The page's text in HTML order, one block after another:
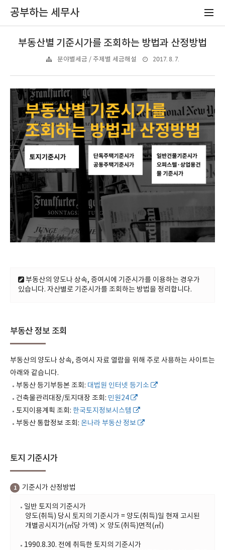
공부하는 세무사
부동산별 기준시가를 조회하는 방법과 산정방법
분야별세금 / 주제별 세금해설 2017. 8. 7.
부동산의 양도나 상속, 증여시에 기준시가를 이용하는 경우가
있습니다. 자산별로 기준시가를 조회하는 방법을 정리합니다.
부동산 정보 조회
부동산의 양도나 상속, 증여시 자료 열람을 위해 주로 사용하는 사이트는
아래와 같습니다.
부동산 등기부등본 조회: 대법원 인터넷 등기소
건축물관리대장/토지대장 조회: 민원24
토지이용계획 조회: 한국토지정보시스템
부동산 통합정보 조회: 온나라 부동산 정보
토지 기준시가
1 기준시가 산정방법
일반 토지의 기준시가
양도(취득) 당시 토지의 기준시가 = 양도(취득)일 현재 고시된
개별공시지가(㎡당 가액) × 양도(취득)면적(㎡)
1990.8.30. 전에 취득한 토지의 기준시가